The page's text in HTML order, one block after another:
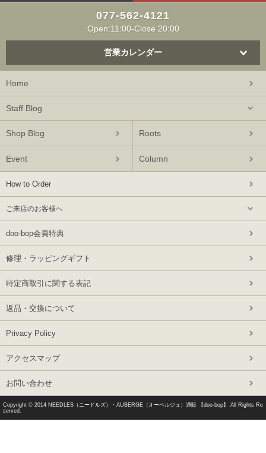
077-562-4121
Open:11:00-Close 20:00
営業カレンダー
Home
Staff Blog
Shop Blog Roots
Event Column
How to Order
ご来店のお客様へ
doo-bop会員特典
修理・ラッピングギフト
特定商取引に関する表記
返品・交換について
Privacy Policy
アクセスマップ
お問い合わせ
Copyright © 2014 NEEDLES（ニードルズ）・AUBERGE（オーベルジュ）通販 【doo-bop】
All Rights Re
served.